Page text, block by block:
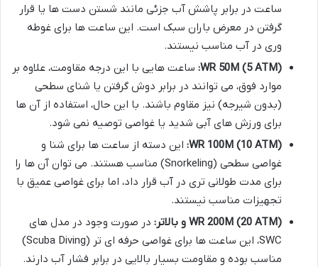
ساعت در برابر پاشش آب جزئی مانند شستن دست ها یا قرار
گرفتن در معرض باران سبک است. این ساعت ها برای غوطه
وری در آب مناسب نیستند.
WR 50M (5 ATM): ساعت هایی با این درجه مقاومت، علاوه بر
موارد فوق، می توانند در برابر دوش گرفتن یا شنای سطحی
(بدون شیرجه) نیز مقاوم باشند. با این حال، استفاده از آن ها
برای ورزش های آبی شدید یا غواصی توصیه نمی شود.
WR 100M (10 ATM): این دسته از ساعت ها برای شنا و
غواصی سطحی (Snorkeling) مناسب هستند. می توان آن ها را
برای مدت طولانی تری در آب قرار داد، اما برای غواصی عمیق با
تجهیزات مناسب نیستند.
WR 200M (20 ATM) و بالاتر:
در صورت وجود در مدل های
SWC، این ساعت ها برای غواصی حرفه ای تر (Scuba Diving)
مناسب بوده و مقاومت بسیار بالایی در برابر فشار آب دارند.